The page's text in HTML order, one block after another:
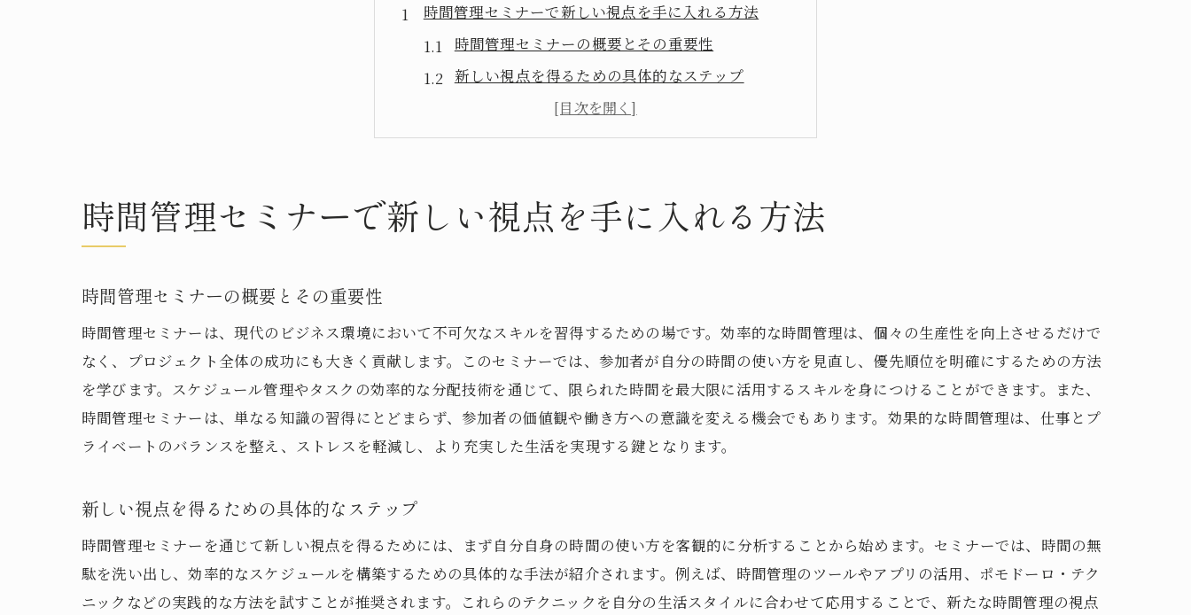
時間管理セミナーで新しい視点を手に入れる方法
時間管理セミナーの概要とその重要性
新しい視点を得るための具体的なステップ
時間管理セミナーで学ぶ自己分析の技法
参加者の声から学ぶ成功事例
自分の価値観を見直すチャンスの活用法
セミナー参加で仕事の質が劇的に変わる理由
時間管理セミナーが与えるモチベーションの向上
職場でのコミュニケーション力を高めるには
セミナーが提供する新たなスキルセット
仕事の質を測るための指標とその変化
時間管理セミナーで再評価するあなたの優先順位
短期と長期の目標を調整する技術
優先順位を再評価するためのチェックリスト
時間管理セミナーで新しい視点を手に入れる方法
時間管理セミナーの概要とその重要性
時間管理セミナーは、現代のビジネス環境において不可欠なスキルを習得するための場です。効率的な時間管理は、個々の生産性を向上させるだけで
なく、プロジェクト全体の成功にも大きく貢献します。このセミナーでは、参加者が自分の時間の使い方を見直し、優先順位を明確にするための方法
を学びます。スケジュール管理やタスクの効率的な分配技術を通じて、限られた時間を最大限に活用するスキルを身につけることができます。また、
時間管理セミナーは、単なる知識の習得にとどまらず、参加者の価値観や働き方への意識を変える機会でもあります。効果的な時間管理は、仕事とプ
ライベートのバランスを整え、ストレスを軽減し、より充実した生活を実現する鍵となります。
新しい視点を得るための具体的なステップ
時間管理セミナーを通じて新しい視点を得るためには、まず自分自身の時間の使い方を客観的に分析することから始めます。セミナーでは、時間の無
駄を洗い出し、効率的なスケジュールを構築するための具体的な手法が紹介されます。例えば、時間管理のツールやアプリの活用、ポモドーロ・テク
ニックなどの実践的な方法を試すことが推奨されます。これらのテクニックを自分の生活スタイルに合わせて応用することで、新たな時間管理の視点